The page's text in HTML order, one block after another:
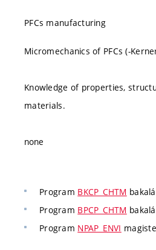
PFCs manufacturing
Micromechanics of PFCs (-
Knowledge of properties,
materials.
none
Program BKCP_CHTM
Program BPCP_CHTM
Program NPAP_ENVI